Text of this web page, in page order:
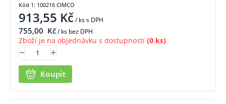
913,55 Kč/ kss DPH
755,00 Kč/ ks bez DPH
Zboží je na objednávku s dostupností (0 ks)
Koupit
Kód 1: 100216 CIMCO